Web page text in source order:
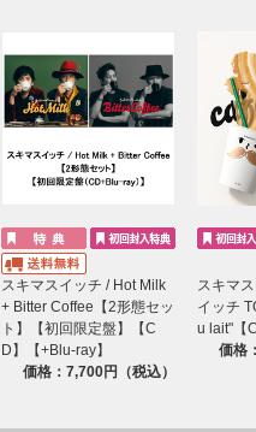
スキマスイッチ / Hot Milk
+ Bitter Coffee【2形態セッ
ト】【初回限定盤】【C
D】【+Blu-ray】
価格：7,700円（税込）
スキマ
イッチ
u lait"【
価格